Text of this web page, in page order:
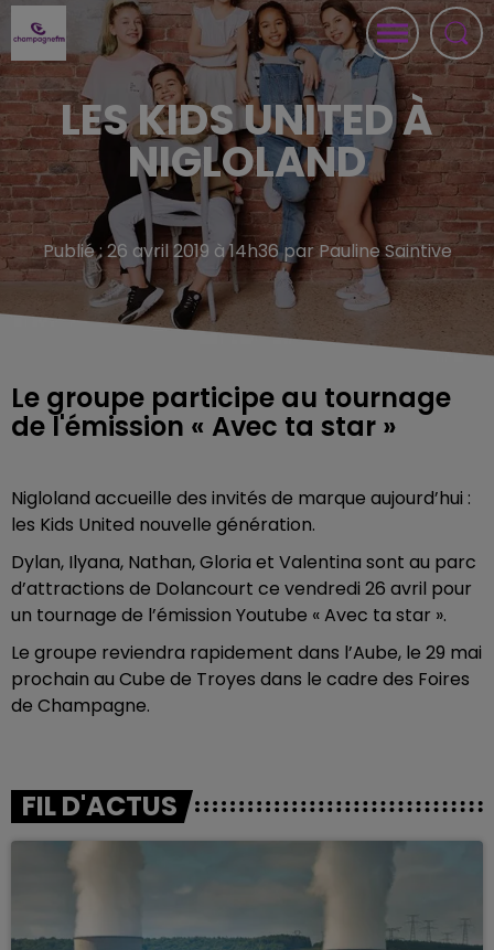
LES KIDS UNITED À
NIGLOLAND
Publié : 26 avril 2019 à 14h36 par Pauline Saintive
Le groupe participe au tournage
de l'émission « Avec ta star »
Nigloland accueille des invités de marque aujourd’hui :
les Kids United nouvelle génération.
Dylan, Ilyana, Nathan, Gloria et Valentina sont au parc
d’attractions de Dolancourt ce vendredi 26 avril pour
un tournage de l’émission Youtube « Avec ta star ».
Le groupe reviendra rapidement dans l’Aube, le 29 mai
prochain au Cube de Troyes dans le cadre des Foires
de Champagne.
FIL D'ACTUS